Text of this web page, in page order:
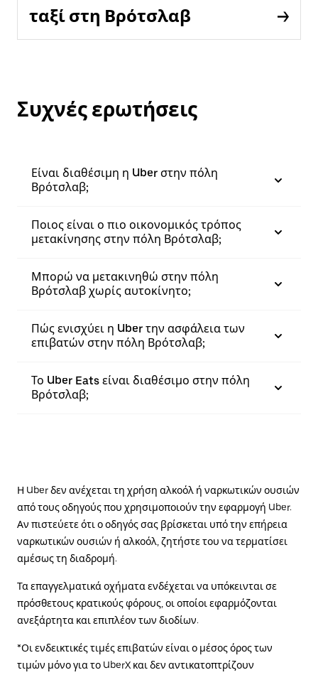
ταξί στη Βρότσλαβ
Συχνές ερωτήσεις
Είναι διαθέσιμη η Uber στην πόλη
Βρότσλαβ;
Ποιος είναι ο πιο οικονομικός τρόπος
μετακίνησης στην πόλη Βρότσλαβ;
Μπορώ να μετακινηθώ στην πόλη
Βρότσλαβ χωρίς αυτοκίνητο;
Πώς ενισχύει η Uber την ασφάλεια των
επιβατών στην πόλη Βρότσλαβ;
Το Uber Eats είναι διαθέσιμο στην πόλη
Βρότσλαβ;
Η Uber δεν ανέχεται τη χρήση αλκοόλ ή ναρκωτικών ουσιών
από τους οδηγούς που χρησιμοποιούν την εφαρμογή Uber.
Αν πιστεύετε ότι ο οδηγός σας βρίσκεται υπό την επήρεια
ναρκωτικών ουσιών ή αλκοόλ, ζητήστε του να τερματίσει
αμέσως τη διαδρομή.
Τα επαγγελματικά οχήματα ενδέχεται να υπόκεινται σε
πρόσθετους κρατικούς φόρους, οι οποίοι εφαρμόζονται
ανεξάρτητα και επιπλέον των διοδίων.
*Οι ενδεικτικές τιμές επιβατών είναι ο μέσος όρος των
τιμών μόνο για το UberX και δεν αντικατοπτρίζουν